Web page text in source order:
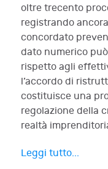
oltre trecento
registrando
concordato
dato numerico
rispetto agli
l’accordo di
costituisce una
regolazione della
realtà
Leggi tutto...